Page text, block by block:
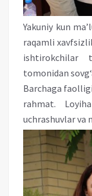
Yakuniy kun
raqamli
ishtirokchilar
tomonidan
Barchaga
rahmat.
uchrashuvlar va